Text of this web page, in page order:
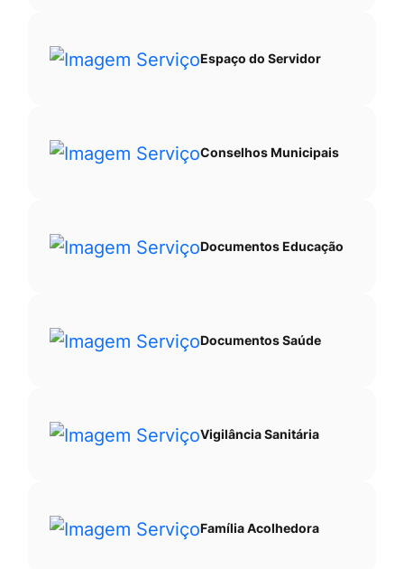
Espaço do Servidor
Conselhos Municipais
Documentos Educação
Documentos Saúde
Vigilância Sanitária
Família Acolhedora